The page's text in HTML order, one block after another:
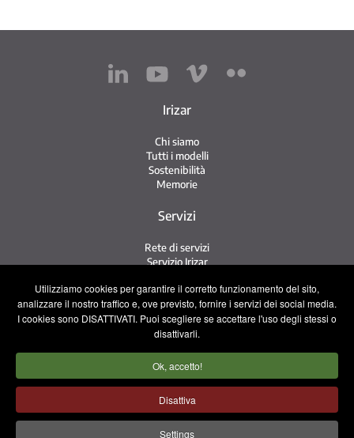
Utilizziamo cookies per garantire il corretto funzionamento del sito,
analizzare il nostro traffico e, ove previsto, fornire i servizi dei social media.
I cookies sono DISATTIVATI. Puoi scegliere se accettare l'uso degli stessi o
disattivarli.
Ok, accetto!
Disattiva
Settings
Irizar
Chi siamo
Tutti i modelli
Sostenibilità
Memorie
Servizi
Rete di servizi
Servizio Irizar
Usati
Contatto
Contatto
Lavora con noi
Squadra commerciale
Informativa sulla privacy